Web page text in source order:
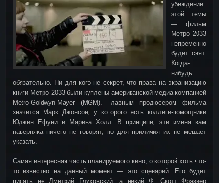
убеждение
этой темы
— фильм
Метро 2033
непременно
будет снят.
Когда-
нибудь
обязательно. Ни для кого не секрет, что права на экранизацию
книги Метро 2033 были куплены американской медиа-компанией
Metro-Goldwyn-Mayer (MGM). Главным продюсером фильма
значится Марк Джонсон, у которого есть коллеги-помощники
Юджин Ефуни и Марина Холл. В принципе, эти имена вам
наверняка ничего не говорят, но для приличия их не мешает
указать.
Самая интересная часть планируемого кино, о которой хоть что-
то известно на данный момент — это сценарий. Его будет
писать не Дмитрий Глуховский, а некий Ф. Скотт Фрэзиер